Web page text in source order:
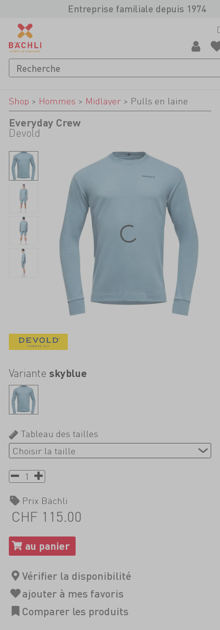
Entreprise familiale depuis 1974
Shop > Hommes > Midlayer> Pulls en laine
Everyday Crew
Devold
Variante skyblue
Tableau des tailles
Prix Bächli
CHF 115.00